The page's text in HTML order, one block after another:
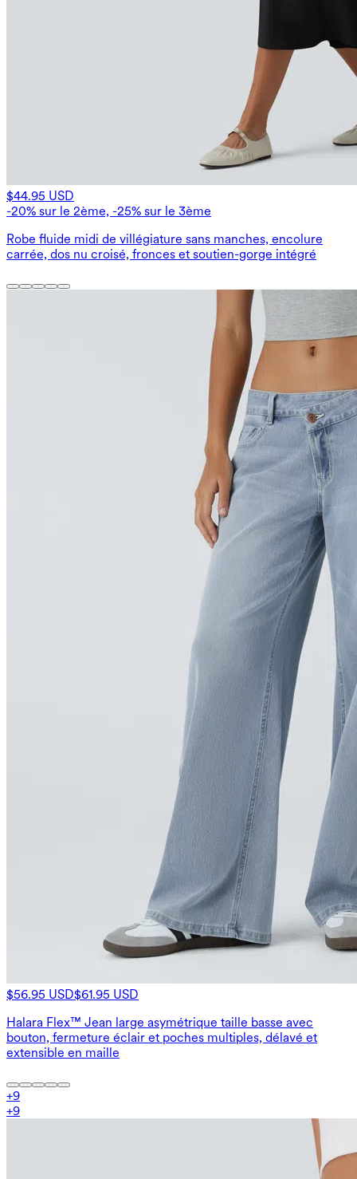
$44.95 USD
-20% sur le 2ème, -25% sur le 3ème
Robe fluide midi de villégiature sans manches, encolure
carrée, dos nu croisé, fronces et soutien-gorge intégré
$56.95 USD$61.95 USD
Halara Flex™ Jean large asymétrique taille basse avec
bouton, fermeture éclair et poches multiples, délavé et
extensible en maille
+9
+9